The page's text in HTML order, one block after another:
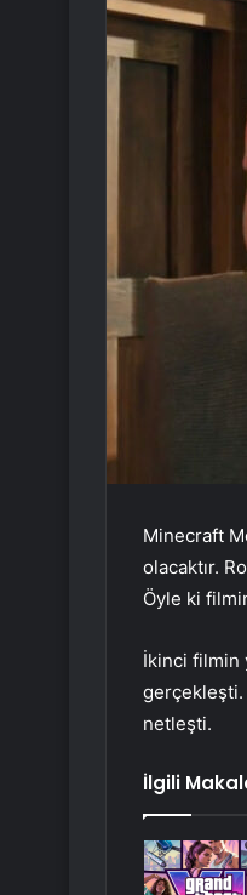
Minecraft
olacaktır.
Öyle ki
İkinci filmin
gerçekleşti.
netleşti.
İlgili